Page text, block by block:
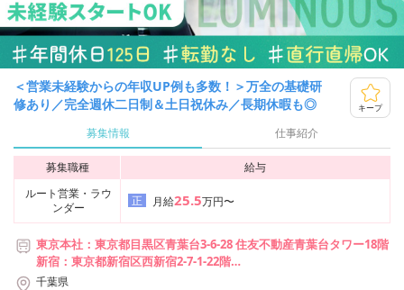
＜営業未経験からの年収UP例も多数！＞万全の基礎研
修あり／完全週休二日制＆土日祝休み／長期休暇も◎
キープ
募集情報 仕事紹介
募集職種
給与
ルート営業・ラウ
ンダー
正 月給25.5万円〜
東京本社：東京都目黒区青葉台3-6-28 住友不動産青葉台タワー18階
新宿：東京都新宿区西新宿2-7-1-22階
池袋：東京都豊島区池袋2-49-14-201
千葉県